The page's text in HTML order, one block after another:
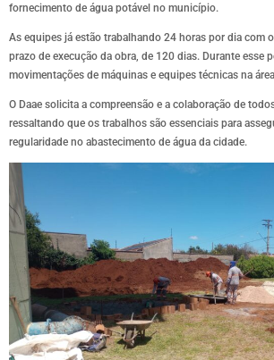
fornecimento de água potável no município.
As equipes já estão trabalhando 24 horas por dia com
prazo de execução da obra, de 120 dias. Durante esse
movimentações de máquinas e equipes técnicas na
O Daae solicita a compreensão e a colaboração de
ressaltando que os trabalhos são essenciais para
regularidade no abastecimento de água da cidade.